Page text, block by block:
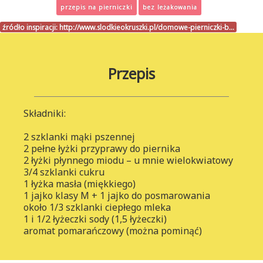
przepis na pierniczki bez leżakowania
źródło inspiracji: http://www.slodkieokruszki.pl/domowe-pierniczki-b…
Przepis
Składniki:
2 szklanki mąki pszennej
2 pełne łyżki przyprawy do piernika
2 łyżki płynnego miodu – u mnie wielokwiatowy
3/4 szklanki cukru
1 łyżka masła (miękkiego)
1 jajko klasy M + 1 jajko do posmarowania
około 1/3 szklanki ciepłego mleka
1 i 1/2 łyżeczki sody (1,5 łyżeczki)
aromat pomarańczowy (można pominąć)